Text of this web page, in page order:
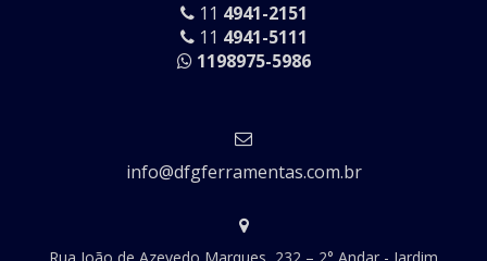
11 4941-2151
11 4941-5111
1198975-5986
info@dfgferramentas.com.br